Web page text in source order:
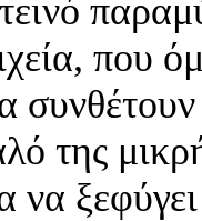
που
της
να